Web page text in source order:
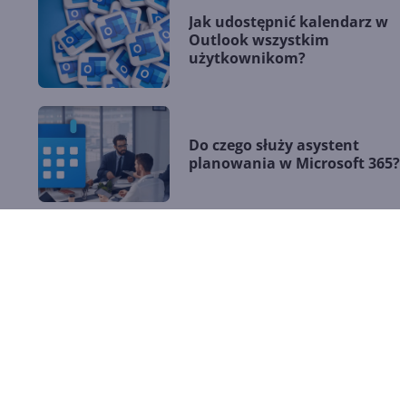
Jak udostępnić kalendarz w
Outlook wszystkim
użytkownikom?
Do czego służy asystent
planowania w Microsoft 365?